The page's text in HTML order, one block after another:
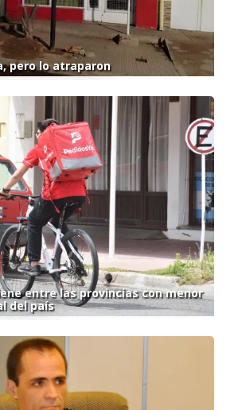
pero lo atraparon
entre las provincias con menor
del país